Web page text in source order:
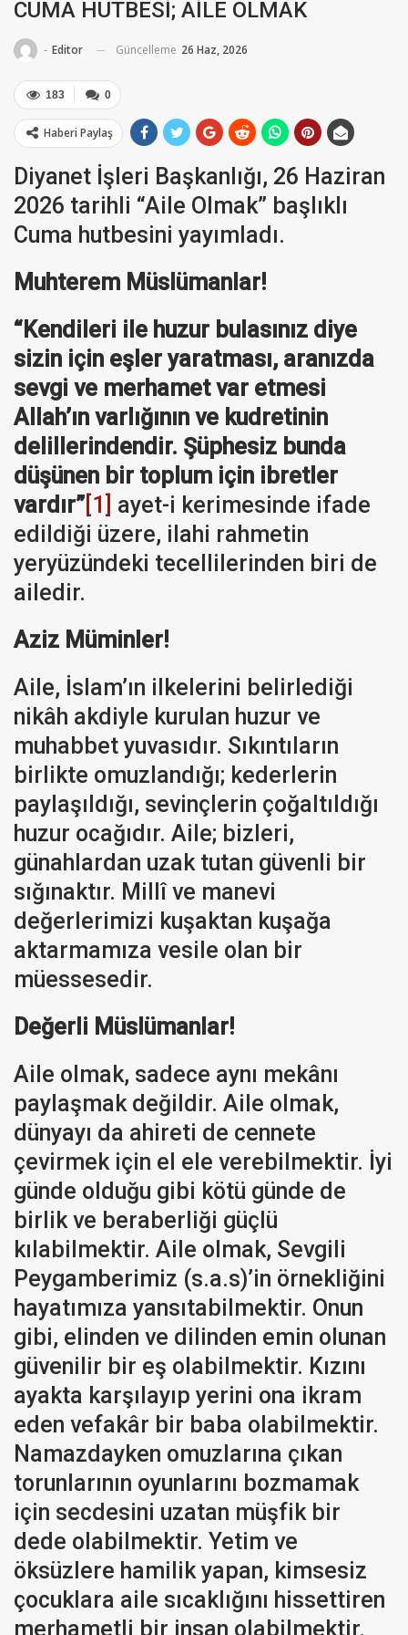
CUMA HUTBESİ; AİLE OLMAK
- Editor Güncelleme 26 Haz, 2026
0
183
Haberi Paylaş
Diyanet İşleri Başkanlığı, 26 Haziran
2026 tarihli “Aile Olmak” başlıklı
Cuma hutbesini yayımladı.
Muhterem Müslümanlar!
“Kendileri ile huzur bulasınız diye
sizin için eşler yaratması, aranızda
sevgi ve merhamet var etmesi
Allah’ın varlığının ve kudretinin
delillerindendir. Şüphesiz bunda
düşünen bir toplum için ibretler
vardır” [1]
ayet-i kerimesinde ifade
edildiği üzere, ilahi rahmetin
yeryüzündeki tecellilerinden biri de
ailedir.
Aziz Müminler!
Aile, İslam’ın ilkelerini belirlediği
nikâh akdiyle kurulan huzur ve
muhabbet yuvasıdır. Sıkıntıların
birlikte omuzlandığı; kederlerin
paylaşıldığı, sevinçlerin çoğaltıldığı
huzur ocağıdır. Aile; bizleri,
günahlardan uzak tutan güvenli bir
sığınaktır. Millî ve manevi
değerlerimizi kuşaktan kuşağa
aktarmamıza vesile olan bir
müessesedir.
Değerli Müslümanlar!
Aile olmak, sadece aynı mekânı
paylaşmak değildir. Aile olmak,
dünyayı da ahireti de cennete
çevirmek için el ele verebilmektir. İyi
günde olduğu gibi kötü günde de
birlik ve beraberliği güçlü
kılabilmektir. Aile olmak, Sevgili
Peygamberimiz (s.a.s)’in örnekliğini
hayatımıza yansıtabilmektir. Onun
gibi, elinden ve dilinden emin olunan
güvenilir bir eş olabilmektir. Kızını
ayakta karşılayıp yerini ona ikram
eden vefakâr bir baba olabilmektir.
Namazdayken omuzlarına çıkan
torunlarının oyunlarını bozmamak
için secdesini uzatan müşfik bir
dede olabilmektir. Yetim ve
öksüzlere hamilik yapan, kimsesiz
çocuklara aile sıcaklığını hissettiren
merhametli bir insan olabilmektir.